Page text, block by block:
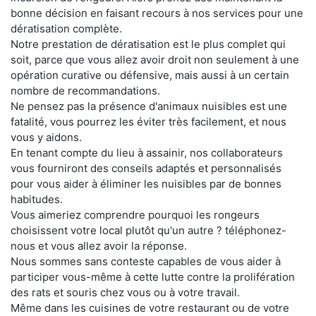
bonne décision en faisant recours à nos services pour une
dératisation complète.
Notre prestation de dératisation est le plus complet qui
soit, parce que vous allez avoir droit non seulement à une
opération curative ou défensive, mais aussi à un certain
nombre de recommandations.
Ne pensez pas la présence d'animaux nuisibles est une
fatalité, vous pourrez les éviter très facilement, et nous
vous y aidons.
En tenant compte du lieu à assainir, nos collaborateurs
vous fourniront des conseils adaptés et personnalisés
pour vous aider à éliminer les nuisibles par de bonnes
habitudes.
Vous aimeriez comprendre pourquoi les rongeurs
choisissent votre local plutôt qu'un autre ? téléphonez-
nous et vous allez avoir la réponse.
Nous sommes sans conteste capables de vous aider à
participer vous-même à cette lutte contre la prolifération
des rats et souris chez vous ou à votre travail.
Même dans les cuisines de votre restaurant ou de votre